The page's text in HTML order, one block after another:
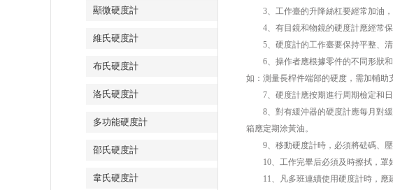
顯微硬度計
維氏硬度計
布氏硬度計
洛氏硬度計
多功能硬度計
邵氏硬度計
韋氏硬度計
3、工作臺的升降絲杠要經常加油，
4、有目鏡和物鏡的硬度計應經常保
5、硬度計的工作臺要保持平整、清
6、操作者應根據零件的不同形狀和
如：測量長桿件端部的硬度，需加輔助
7、硬度計應按期進行周期檢定和日
8、對有緩沖器的硬度計應每月對緩
箱應定期涂黃油。
9、移動硬度計時，必須將砝碼、壓
10、工作完畢后必須及時擦拭，罩
11、凡多班連續使用硬度計時，應